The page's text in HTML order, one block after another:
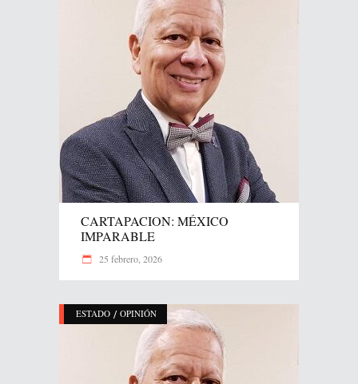
CARTAPACION: MÉXICO
IMPARABLE
25 febrero, 2026
ESTADO / OPINIÓN